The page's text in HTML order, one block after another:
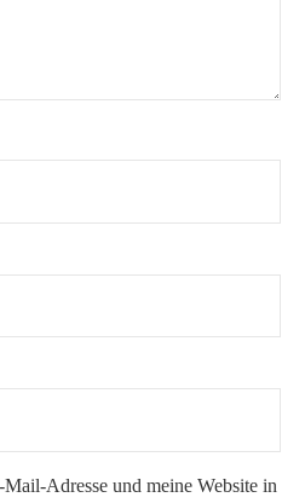
Adresse und meine Website in